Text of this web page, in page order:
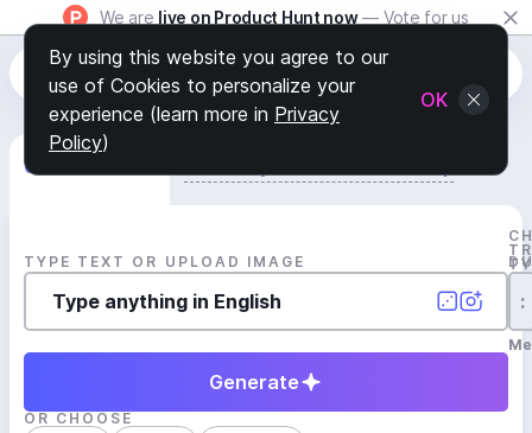
We are live on Product Hunt now — Vote for us
Generate Track
TYPE TEXT OR UPLOAD IMAGE
:
Generate
OR CHOOSE
By using this website you agree to our
use of Cookies to personalize your
experience (learn more in Privacy
Policy)
OK